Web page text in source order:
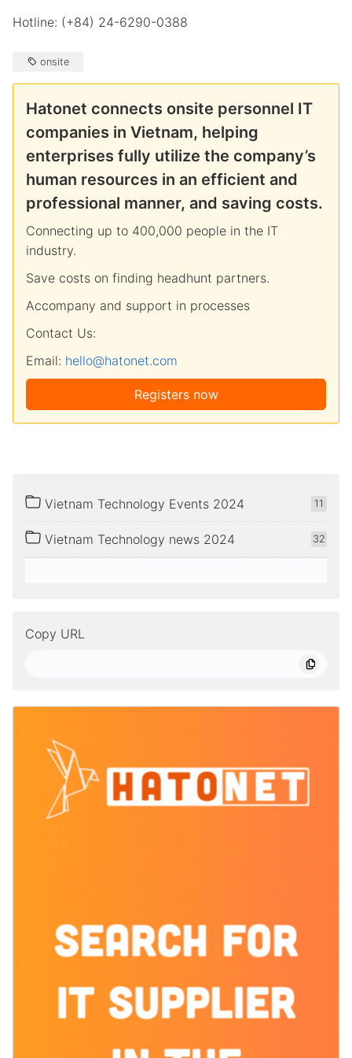
Hotline: (+84) 24-6290-0388
onsite
Hatonet connects onsite personnel IT
companies in Vietnam, helping
enterprises fully utilize the company’s
human resources in an efficient and
professional manner, and saving costs.
Connecting up to 400,000 people in the IT
industry.
Save costs on finding headhunt partners.
Accompany and support in processes
Contact Us:
Email: hello@hatonet.com
Registers now
Vietnam Technology Events 2024 11
Vietnam Technology news 2024 32
Copy URL